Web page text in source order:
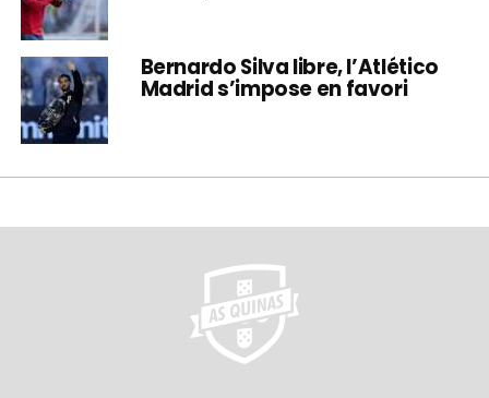
Bernardo Silva libre, l’Atlético
Madrid s’impose en favori